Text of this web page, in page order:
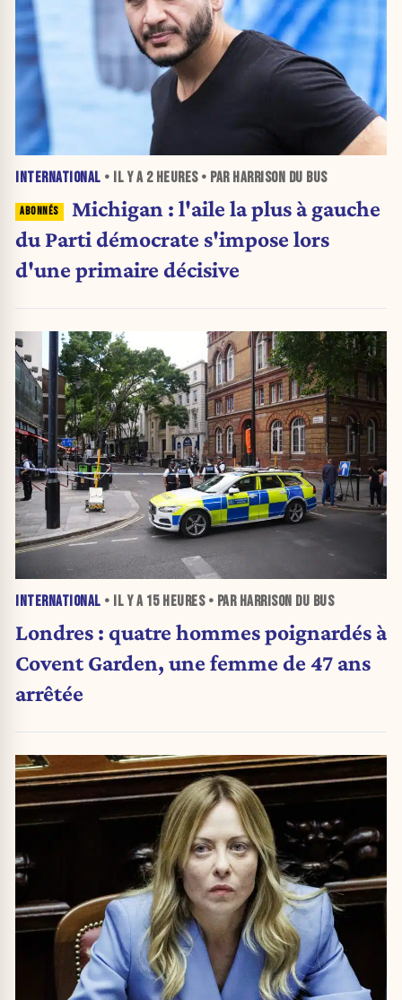
INTERNATIONAL • IL Y A 2 HEURES• PAR HARRISON DU BUS
Michigan : l'aile la plus à gauche
du Parti démocrate s'impose lors
d'une primaire décisive
INTERNATIONAL • IL Y A 15 HEURES• PAR HARRISON DU BUS
Londres : quatre hommes poignardés à
Covent Garden, une femme de 47 ans
arrêtée